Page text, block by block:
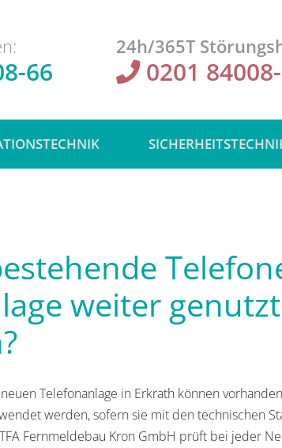
66
24h/365T
0201
weiter
Telefonanlage in Erkrath können
werden, sofern sie mit den technischen
Fernmeldebau Kron GmbH prüft bei jeder